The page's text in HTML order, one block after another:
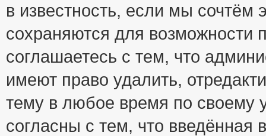
в известность, если мы
сохраняются для возможности
соглашаетесь с тем, что
имеют право удалить,
тему в любое время по своему
согласны с тем, что